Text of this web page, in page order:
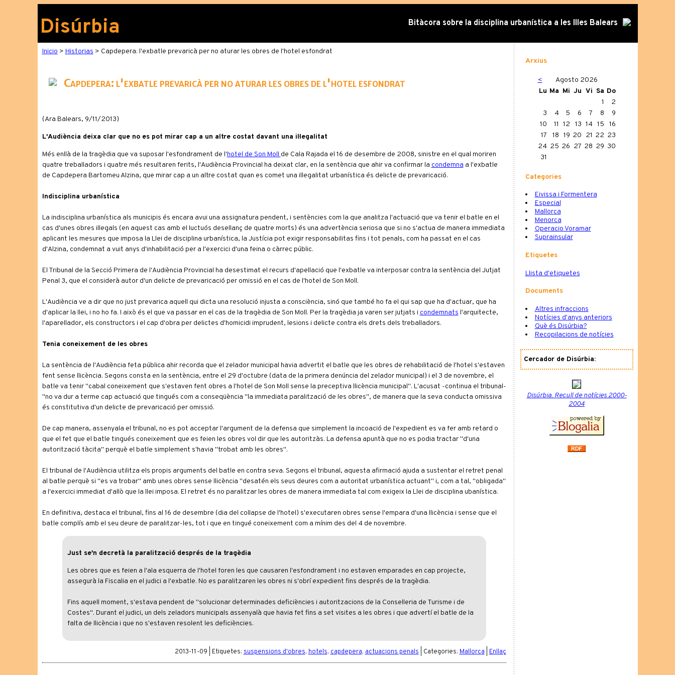
Disúrbia Bitàcora sobre la disciplina urbanística a les Illes Balears
Inicio > Historias > Capdepera: l'exbatle prevaricà per no aturar les obres de l'hotel esfondrat
Capdepera: l'exbatle prevaricà per no aturar les obres de l'hotel esfondrat
(Ara Balears, 9/11/2013)
L'Audiència deixa clar que no es pot mirar cap a un altre costat davant una il·legalitat
Més enllà de la tragèdia que va suposar l'esfondrament de l'hotel de Son Moll de Cala Rajada el 16 de desembre de 2008, sinistre en el qual moriren
quatre treballadors i quatre més resultaren ferits, l'Audiència Provincial ha deixat clar, en la sentència que ahir va confirmar la condemna a l'exbatle
de Capdepera Bartomeu Alzina, que mirar cap a un altre costat quan es comet una il·legalitat urbanística és delicte de prevaricació.
Indisciplina urbanística
La indisciplina urbanística als municipis és encara avui una assignatura pendent, i sentències com la que analitza l'actuació que va tenir el batle en el
cas d'unes obres il·legals (en aquest cas amb el luctuós desellanç de quatre morts) és una advertència seriosa que si no s'actua de manera immediata
aplicant les mesures que imposa la Llei de disciplina urbanística, la Justícia pot exigir responsabilitas fins i tot penals, com ha passat en el cas
d'Alzina, condemnat a vuit anys d'inhabilitació per a l'exercici d'una feina o càrrec públic.
El Tribunal de la Secció Primera de l'Audiència Provincial ha desestimat el recurs d'apel·lació que l'exbatle va interposar contra la sentència del Jutjat
Penal 3, que el considerà autor d'un delicte de prevaricació per omissió en el cas de l'hotel de Son Moll.
L'Audiència ve a dir que no just prevarica aquell qui dicta una resolució injusta a consciència, sinó que també ho fa el qui sap que ha d'actuar, que ha
d'aplicar la llei, i no ho fa. I això és el que va passar en el cas de la tragèdia de Son Moll. Per la tragèdia ja varen ser jutjats i condemnats l'arquitecte,
l'aparellador, els constructors i el cap d'obra per delictes d'homicidi imprudent, lesions i delicte contra els drets dels treballadors.
Tenia coneixement de les obres
La sentència de l'Audiència feta pública ahir recorda que el zelador municipal havia advertit el batle que les obres de rehabilitació de l'hotel s'estaven
fent sense llicència. Segons consta en la sentència, entre el 29 d'octubre (data de la primera denúncia del zelador municipal) i el 3 de novembre, el
batle va tenir "cabal coneixement que s'estaven fent obres a l'hotel de Son Moll sense la preceptiva llicència municipal". L'acusat -continua el tribunal-
"no va dur a terme cap actuació que tingués com a conseqüència "la immediata paralització de les obres", de manera que la seva conducta omissiva
és constitutiva d'un delicte de prevaricació per omissió.
De cap manera, assenyala el tribunal, no es pot acceptar l'argument de la defensa que simplement la incoació de l'expedient es va fer amb retard o
que el fet que el batle tingués coneixement que es feien les obres vol dir que les autoritzàs. La defensa apuntà que no es podia tractar "d'una
autorització tàcita" perquè el batle simplement s'havia "trobat amb les obres".
El tribunal de l'Audiència utilitza els propis arguments del batle en contra seva. Segons el tribunal, aquesta afirmació ajuda a sustentar el retret penal
al batle perquè si "es va trobar" amb unes obres sense llicència "desatén els seus deures com a autoritat urbanística actuant" i, com a tal, "obligada"
a l'exercici immediat d'allò que la llei imposa. El retret és no paralitzar les obres de manera immediata tal com exigeix la Llei de disciplina ubanística.
En definitiva, destaca el tribunal, fins al 16 de desembre (dia del col·lapse de l'hotel) s'executaren obres sense l'empara d'una llicència i sense que el
batle complís amb el seu deure de paralitzar-les, tot i que en tingué coneixement com a mínim des del 4 de novembre.
Just se'n decretà la paralització després de la tragèdia
Les obres que es feien a l'ala esquerra de l'hotel foren les que causaren l'esfondrament i no estaven emparades en cap projecte,
assegurà la Fiscalia en el judici a l'exbatle. No es paralitzaren les obres ni s'obrí expedient fins després de la tragèdia.
Fins aquell moment, s'estava pendent de "solucionar determinades deficiències i autoritzacions de la Conselleria de Turisme i de
Costes". Durant el judici, un dels zeladors municipals assenyalà que havia fet fins a set visites a les obres i que advertí el batle de la
falta de llicència i que no s'estaven resolent les deficiències.
2013-11-09 | Etiquetes: suspensions d'obres, hotels, capdepera, actuacions penals | Categories: Mallorca Enllaç
Arxius
<
Agosto 2026
Lu Ma Mi Ju Vi Sa Do
1
2
3
4 5 6 7 8
9
10
11 12 13 14 15
16
17
18 19 20 21 22 23
24 25 26 27 28 29 30
31
Categories
Eivissa i Formentera
Especial
Mallorca
Menorca
Operacio Voramar
Suprainsular
Etiquetes
Llista d'etiquetes
Documents
Altres infraccions
Notícies d'anys anteriors
Què és Disúrbia?
Recopilacions de notícies
Cercador de Disúrbia:
Disúrbia. Recull de notícies 2000-
2004